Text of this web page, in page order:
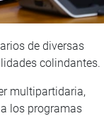
de diversas
colindantes.
multipartidaria,
los programas